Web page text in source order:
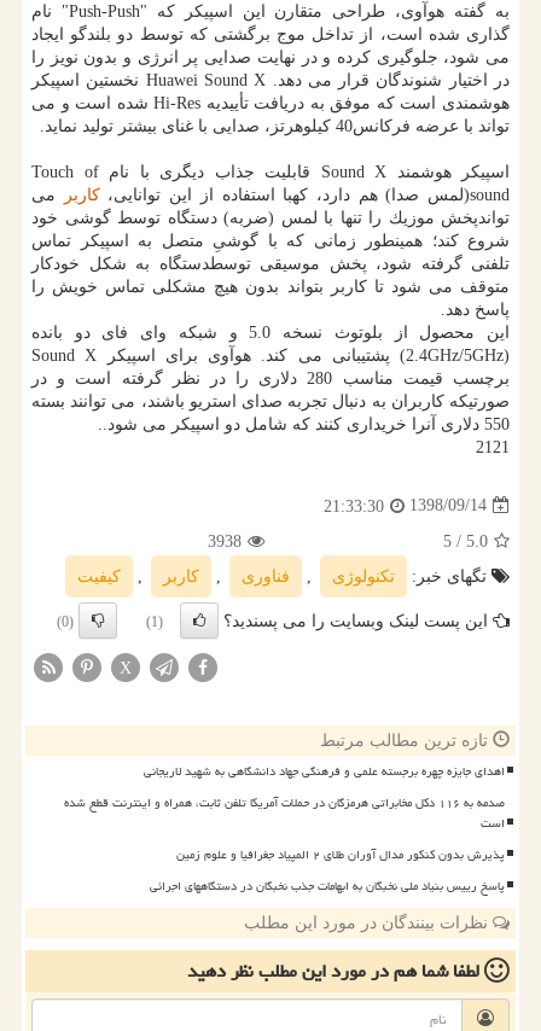
به گفته هوآوی، طراحی متقارن این اسپیكر كه "Push-Push" نام
گذاری شده است، از تداخل موج برگشتی كه توسط دو بلندگو ایجاد
می شود، جلوگیری كرده و در نهایت صدایی پر انرژی و بدون نویز را
در اختیار شنوندگان قرار می دهد. Huawei Sound X نخستین اسپیكر
هوشمندی است كه موفق به دریافت تأییدیه Hi-Res شده است و می
تواند با عرضه فركانس40 كیلوهرتز، صدایی با غنای بیشتر تولید نماید.
اسپیكر هوشمند Sound X قابلیت جذاب دیگری با نام Touch of
sound(لمس صدا) هم دارد، كهبا استفاده از این توانایی،
كاربر
می
تواندپخش موزیك را تنها با لمس (ضربه) دستگاه توسط گوشی خود
شروع كند؛ همینطور زمانی كه با گوشیِ متصل به اسپیكر تماس
تلفنی گرفته شود، پخش موسیقی توسطدستگاه به شكل خودكار
متوقف می شود تا كاربر بتواند بدون هیچ مشكلی تماس خویش را
پاسخ دهد.
این محصول از بلوتوث نسخه 5.0 و شبكه وای فای دو بانده
(2.4GHz/5GHz) پشتیبانی می كند. هوآوی برای اسپیكر Sound X
برچسب قیمت مناسب 280 دلاری را در نظر گرفته است و در
صورتیكه كاربران به دنبال تجربه صدای استریو باشند، می توانند بسته
550 دلاری آنرا خریداری كنند كه شامل دو اسپیكر می شود..
2121
1398/09/14
21:33:30
5.0
/ 5
3938
تگهای خبر:
تكنولوژی , فناوری , كاربر , كیفیت
این پست لینک وبسایت را می پسندید؟ (1)
(0)
X
تازه ترین مطالب مرتبط
اهدای جایزه چهره برجسته علمی و فرهنگی جهاد دانشگاهی به شهید لاریجانی
صدمه به ۱۱۶ دکل مخابراتی هرمزگان در حملات آمریکا تلفن ثابت، همراه و اینترنت قطع شده
است
پذیرش بدون کنکور مدال آوران طلای ۲ المپیاد جغرافیا و علوم زمین
پاسخ رییس بنیاد ملی نخبگان به ابهامات جذب نخبگان در دستگاههای اجرائی
نظرات بینندگان در مورد این مطلب
لطفا شما همدر مورد این مطلبنظر دهید